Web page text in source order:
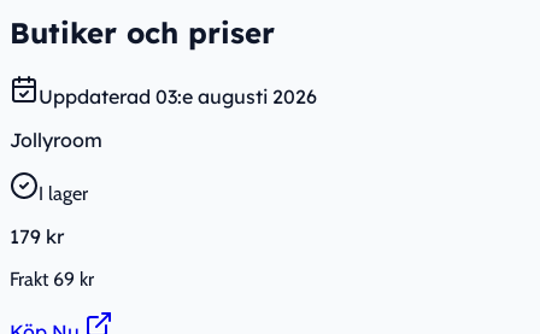
Butiker och priser
Uppdaterad 03:e augusti 2026
Jollyroom
I lager
179 kr
Frakt 69 kr